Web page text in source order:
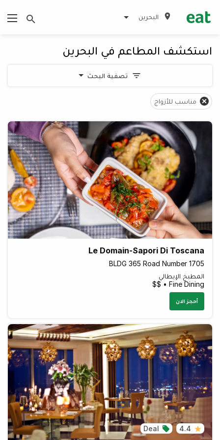
البحرين
استكشف المطاعم في البحرين
تصفية البحث
مناسب للأزواج
Le Domain-Sapori Di Toscana
BLDG 365 Road Number 1705
المطبخ الإيطالي
Fine Dining • $$
أحجز الان
4.4
Deal